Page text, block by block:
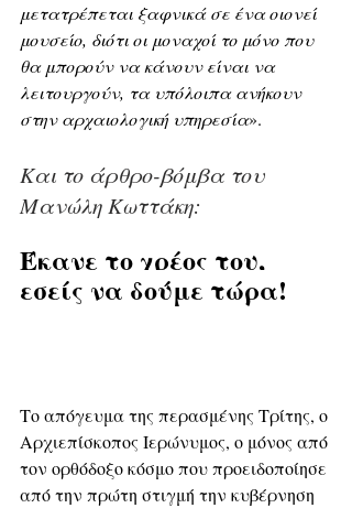
μετατρέπεται ξαφνικά σε ένα οιονεί
μουσείο, διότι οι μοναχοί το μόνο που
θα μπορούν να κάνουν είναι να
λειτουργούν, τα υπόλοιπα ανήκουν
στην αρχαιολογική υπηρεσία».
Και το άρθρο-βόμβα του
Μανώλη Κωττάκη:
Έκανε το χρέος του,
εσείς να δούμε τώρα!
Το απόγευμα της περασμένης Τρίτης, ο
Αρχιεπίσκοπος Ιερώνυμος, ο μόνος από
τον oρθόδοξο κόσμο που προειδοποίησε
από την πρώτη στιγμή την κυβέρνηση